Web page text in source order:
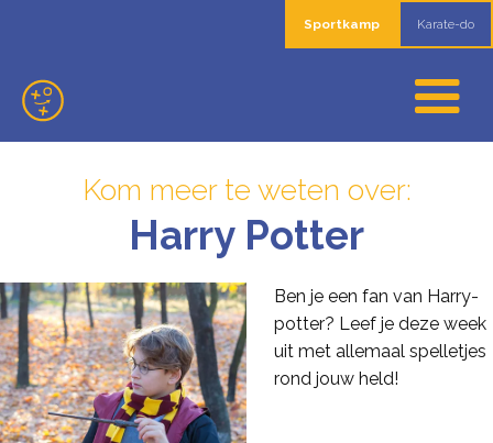
Sportkamp Karate-do
Kom meer te weten over:
Harry Potter
Ben je een fan van Harry-
potter? Leef je deze week
uit met allemaal spelletjes
rond jouw held!